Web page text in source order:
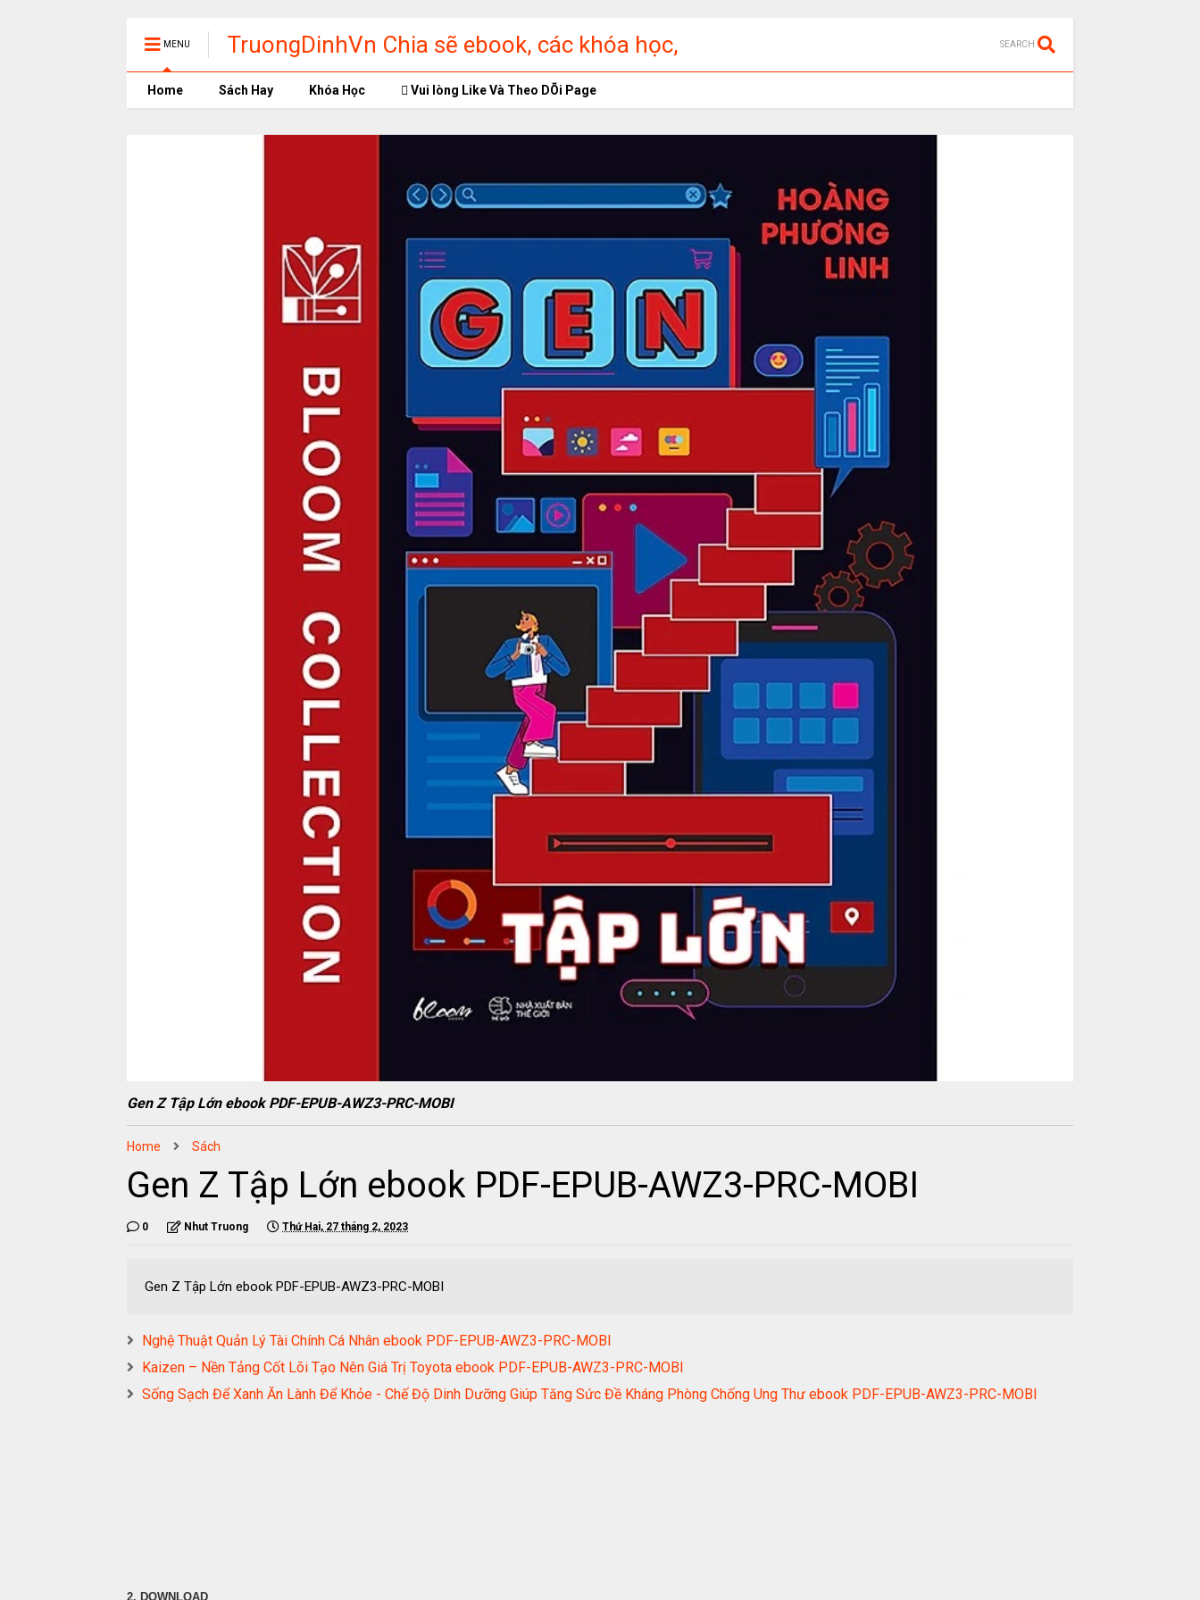
MENU
TruongDinhVn Chia sẽ ebook, các khóa học,
phần mềm học tập miễn phí
SEARCH
Home Sách Hay Khóa Học Vui lòng Like Và Theo DÕi Page
Gen Z Tập Lớn ebook PDF-EPUB-AWZ3-PRC-MOBI
Home Sách
Gen Z Tập Lớn ebook PDF-EPUB-AWZ3-PRC-MOBI
0 Nhut Truong Thứ Hai, 27 tháng 2, 2023
Gen Z Tập Lớn ebook PDF-EPUB-AWZ3-PRC-MOBI
Nghệ Thuật Quản Lý Tài Chính Cá Nhân ebook PDF-EPUB-AWZ3-PRC-MOBI
Kaizen – Nền Tảng Cốt Lõi Tạo Nên Giá Trị Toyota ebook PDF-EPUB-AWZ3-PRC-MOBI
Sống Sạch Để Xanh Ăn Lành Để Khỏe - Chế Độ Dinh Dưỡng Giúp Tăng Sức Đề Kháng Phòng Chống Ung Thư ebook PDF-EPUB-AWZ3-PRC-MOBI
2. DOWNLOAD